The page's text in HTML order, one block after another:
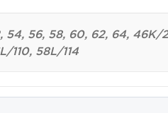
54, 56, 58, 60, 62, 64,
110, 58L/114